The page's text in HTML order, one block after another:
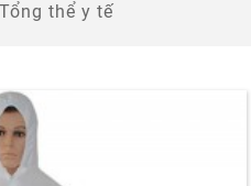
Tổng thể y tế